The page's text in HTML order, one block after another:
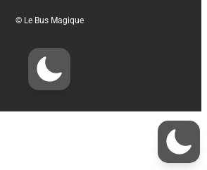
© Le Bus Magique